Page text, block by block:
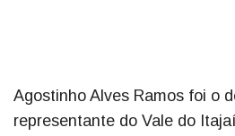
Agostinho Alves Ramos foi o
representante do Vale do